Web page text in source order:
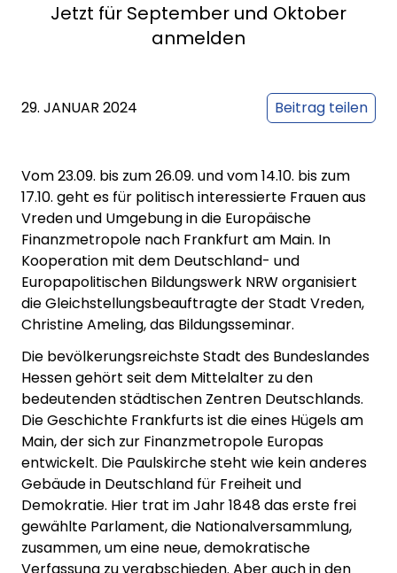
Jetzt für September und Oktober
anmelden
29. JANUAR 2024 Beitrag teilen
Vom 23.09. bis zum 26.09. und vom 14.10. bis zum
17.10. geht es für politisch interessierte Frauen aus
Vreden und Umgebung in die Europäische
Finanzmetropole nach Frankfurt am Main. In
Kooperation mit dem Deutschland- und
Europapolitischen Bildungswerk NRW organisiert
die Gleichstellungsbeauftragte der Stadt Vreden,
Christine Ameling, das Bildungsseminar.
Die bevölkerungsreichste Stadt des Bundeslandes
Hessen gehört seit dem Mittelalter zu den
bedeutenden städtischen Zentren Deutschlands.
Die Geschichte Frankfurts ist die eines Hügels am
Main, der sich zur Finanzmetropole Europas
entwickelt. Die Paulskirche steht wie kein anderes
Gebäude in Deutschland für Freiheit und
Demokratie. Hier trat im Jahr 1848 das erste frei
gewählte Parlament, die Nationalversammlung,
zusammen, um eine neue, demokratische